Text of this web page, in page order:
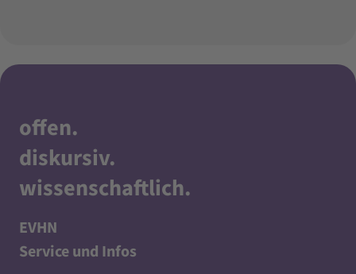
offen.
diskursiv.
wissenschaftlich.
EVHN
Service und Infos